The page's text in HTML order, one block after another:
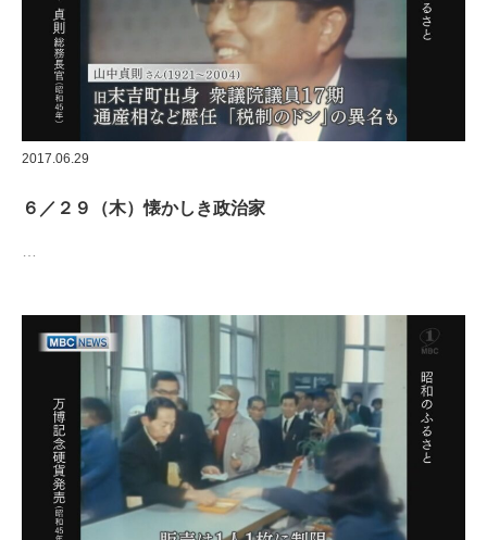
2017.06.29
６／２９（木）懐かしき政治家
…